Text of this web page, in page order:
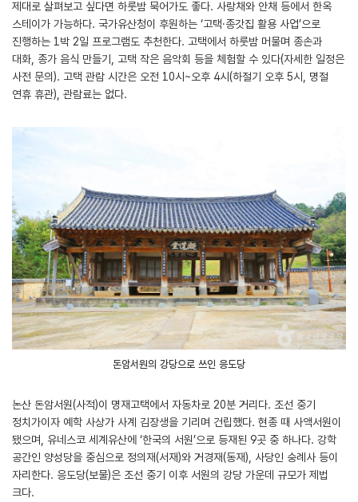
제대로 살펴보고 싶다면 하룻밤 묵어가도 좋다. 사랑채와 안채 등에서 한옥
스테이가 가능하다. 국가유산청이 후원하는 ‘고택·종갓집 활용 사업’으로
진행하는 1박 2일 프로그램도 추천한다. 고택에서 하룻밤 머물며 종손과
대화, 종가 음식 만들기, 고택 작은 음악회 등을 체험할 수 있다(자세한 일정은
사전 문의). 고택 관람 시간은 오전 10시~오후 4시(하절기 오후 5시, 명절
연휴 휴관), 관람료는 없다.
돈암서원의 강당으로 쓰인 응도당
논산 돈암서원(사적)이 명재고택에서 자동차로 20분 거리다. 조선 중기
정치가이자 예학 사상가 사계 김장생을 기리며 건립했다. 현종 때 사액서원이
됐으며, 유네스코 세계유산에 ‘한국의 서원’으로 등재된 9곳 중 하나다. 강학
공간인 양성당을 중심으로 정의재(서재)와 거경재(동재), 사당인 숭례사 등이
자리한다. 응도당(보물)은 조선 중기 이후 서원의 강당 가운데 규모가 제법
크다.